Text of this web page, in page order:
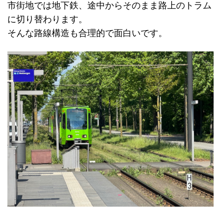
市街地では地下鉄、途中からそのまま路上のトラム
に切り替わります。
そんな路線構造も合理的で面白いです。